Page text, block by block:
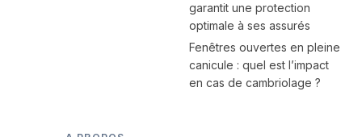
garantit une protection
optimale à ses assurés
Fenêtres ouvertes en pleine
canicule : quel est l’impact
en cas de cambriolage ?